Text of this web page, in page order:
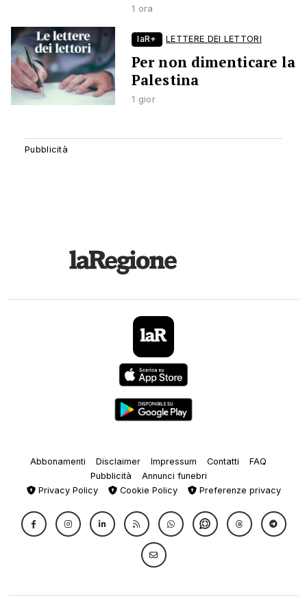
1 ora
laR+ LETTERE DEI LETTORI
Per non dimenticare la
Palestina
1 gior
Abbonamenti Disclaimer Impressum Contatti
FAQ
Pubblicità
Annunci funebri
Privacy Policy
Cookie Policy Preferenze privacy